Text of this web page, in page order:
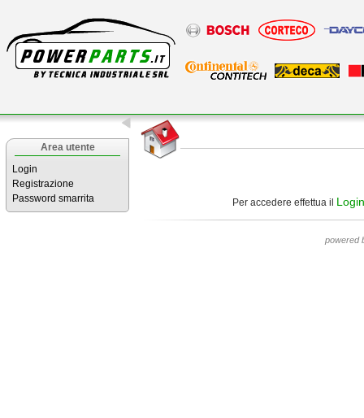
Area utente
Login
Registrazione
Password smarrita
Per accedere effettua il Login
powered